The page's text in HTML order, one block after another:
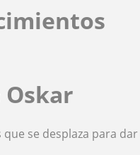
Oskar
que se desplaza para dar